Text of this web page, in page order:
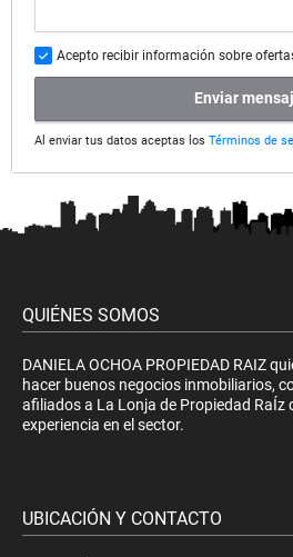
Acepto recibir información sobre
Enviar
Al enviar tus datos aceptas los Términos de
QUIÉNES SOMOS
DANIELA OCHOA PROPIEDAD RAIZ
hacer buenos negocios inmobiliarios,
afiliados a La Lonja de Propiedad RaÍz
experiencia en el sector.
UBICACIÓN Y CONTACTO